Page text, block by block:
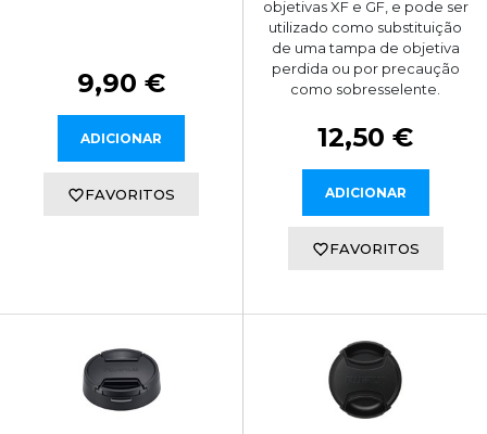
9,90 €
ADICIONAR
FAVORITOS
objetivas XF e GF, e pode ser
utilizado como substituição
de uma tampa de objetiva
perdida ou por precaução
como sobresselente.
12,50 €
ADICIONAR
FAVORITOS